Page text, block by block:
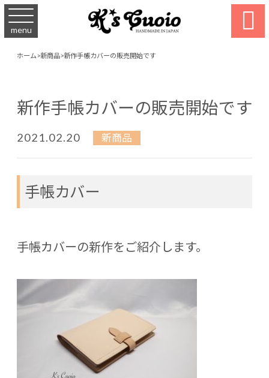
menu 
ホーム>新商品>新作手帳カバーの販売開始です
新作手帳カバーの販売開始です
2021.02.20 新商品
手帳カバー
手帳カバーの新作をご紹介します。